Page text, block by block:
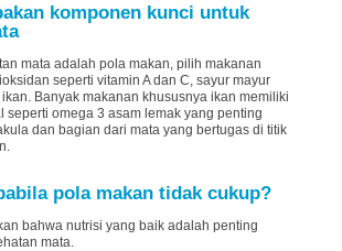
komponen kunci untuk
mata adalah pola makan, pilih makanan
seperti vitamin A dan C, sayur mayur
Banyak makanan khususnya ikan memiliki
seperti omega 3 asam lemak yang penting
dan bagian dari mata yang bertugas di titik
pola makan tidak cukup?
bahwa nutrisi yang baik adalah penting
mata.